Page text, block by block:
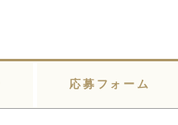
応募フォーム